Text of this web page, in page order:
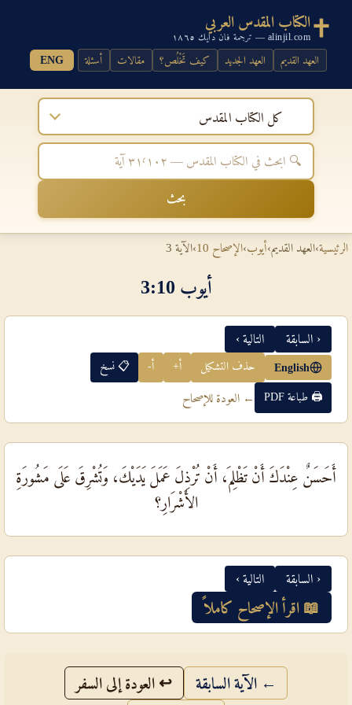
الكتاب المقدس العربي
alinjil.com — ترجمة فان دايك ١٨٦٥
العهد القديم العهد الجديد كيف تَخْلُص؟ مقالات أسئلة ENG
كل الكتاب المقدس
بحث
الرئيسية›العهد القديم›أيوب›الإصحاح 10 ›الآية 3
أيوب 10‏:‏3
‹ السابقة التالية ›
English حذف التشكيل أ+ أ- 📋 نسخ
🖨 طباعة PDF ← العودة للإصحاح
أَحَسَنٌ عِنْدَكَ أَنْ تَظْلِمَ، أَنْ تُرْذِلَ عَمَلَ يَدَيْكَ، وَتُشْرِقَ عَلَى مَشُورَةِ
الأَشْرَارِ؟
‹ السابقة التالية ›
📖 اقرأ الإصحاح كاملاً
← الآية السابقة ↩ العودة إلى السفر